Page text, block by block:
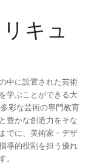
キュ
中に設置された芸術
学ぶことができる大
彩な芸術の専門教育
豊かな創造力をそな
でに、美術家・デザ
導的役割を担う優れ